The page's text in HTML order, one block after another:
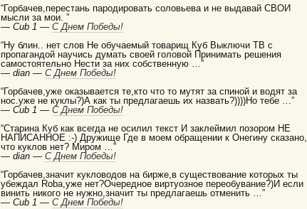
“Горбачев,перестань пародировать соловьева и не выдавай СВОИ
мысли за мои. ”
—Cub 1 —C Днем Победы!
“Ну блин.. нет слов Не обучаемый товарищ Куб Выключи ТВ с
пропагандой научись думать своей головой Принимать решения
самостоятельно Нести за них собственную …”
—dian —C Днем Победы!
“Горбачев,уже оказывается те,кто что то мутят за спиной и водят за
нос.уже не куклы?)А как ты предлагаешь их назвать?))))Но тебе …”
—Cub 1 —C Днем Победы!
“Старина Куб как всегда не осилил текст И заклеймил позором НЕ
НАПИСАННОЕ :-) Дружище Где в моем обращении к Онегину сказано,
что куклов нет? Миром …”
—dian —C Днем Победы!
“Горбачев,значит кукловодов на бирже,в существование которых ты
убеждал Robа,уже нет?Очередное виртуозное переобувание?)И если
винить никого не нужно,значит ты предлагаешь отменить …”
—Cub 1 —C Днем Победы!